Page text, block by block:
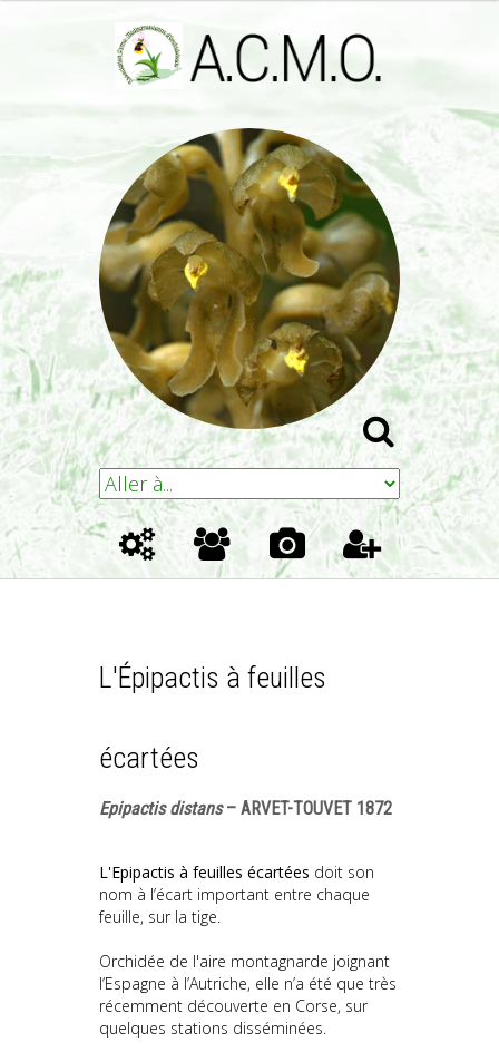
L'Épipactis à feuilles
écartées
Epipactis distans– ARVET-TOUVET 1872
L'Epipactis à feuilles écartées doit son
nom à l’écart important entre chaque
feuille, sur la tige.
Orchidée de l'aire montagnarde joignant
l’Espagne à l’Autriche, elle n’a été que très
récemment découverte en Corse, sur
quelques stations disséminées.